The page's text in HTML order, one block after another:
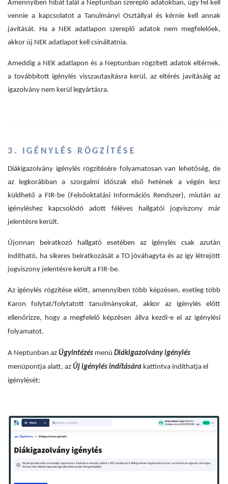
Amennyiben hibát talál a Neptunban szereplő adatokban, úgy fel kell
vennie a kapcsolatot a Tanulmányi Osztállyal és kérnie kell annak
javítását. Ha a NEK adatlapon szereplő adatok nem megfelelőek,
akkor új NEK adatlapot kell csináltatnia.
Ameddig a NEK adatlapon és a Neptunban rögzített adatok eltérnek,
a továbbított igénylés visszautasításra kerül, az eltérés javításáig az
igazolvány nem kerül legyártásra.
3. IGÉNYLÉS RÖGZÍTÉSE
Diákigazolvány igénylés rögzítésére folyamatosan van lehetőség, de
az legkorábban a szorgalmi időszak első hetének a végén lesz
küldhető a FIR-be (Felsőoktatási Információs Rendszer), miután az
igényléshez kapcsolódó adott féléves hallgatói jogviszony már
jelentésre került.
Újonnan beiratkozó hallgató esetében az igénylés csak azután
indítható, ha sikeres beiratkozását a TO jóváhagyta és az így létrejött
jogviszony jelentésre került a FIR-be.
Az igénylés rögzítése előtt, amennyiben több képzésen, esetleg több
Karon folytat/folytatott tanulmányokat, akkor az igénylés előtt
ellenőrizze, hogy a megfelelő képzésen állva kezdi-e el az igénylési
folyamatot.
A Neptunban az Ügyintézés menü Diákigazolvány igénylés
menüpontja alatt, az Új igénylés indítására kattintva indíthatja el
igénylését: